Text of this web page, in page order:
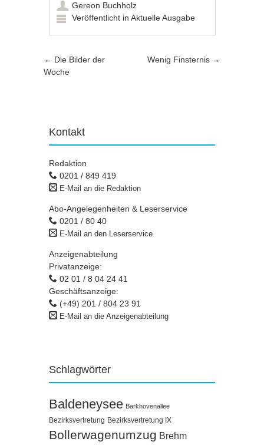
Gereon Buchholz
Veröffentlicht inAktuelle Ausgabe
Artikel-Navigation
← Die Bilder der
Woche
Wenig Finsternis →
Kontakt
Redaktion
0201 / 849 419
E-Mail an die Redaktion
Abo-Angelegenheiten & Leserservice
0201 / 80 40
E-Mail an den Leserservice
Anzeigenabteilung
Privatanzeige:
02 01 / 8 04 24 41
Geschäftsanzeige:
(+49) 201 / 804 23 91
E-Mail an die Anzeigenabteilung
Schlagwörter
Baldeneysee Barkhovenallee
Bezirksvertretung Bezirksvertretung IX
Bollerwagenumzug Brehm